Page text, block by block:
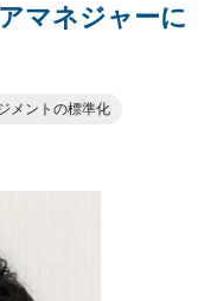
マネジャーに
メントの標準化